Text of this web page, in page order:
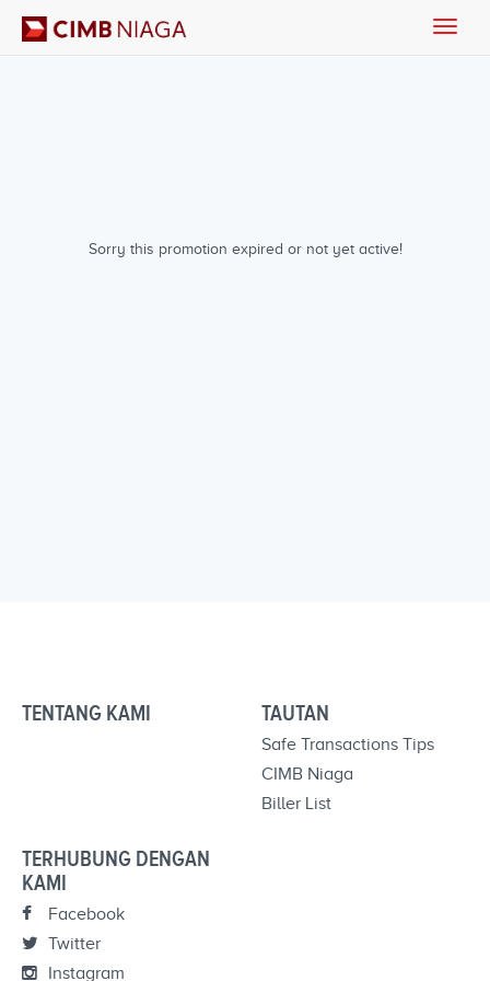
Sorry this promotion expired or not yet active!
Toggle
TENTANG KAMI TAUTAN
Safe Transactions Tips
CIMB Niaga
Biller List
TERHUBUNG DENGAN
KAMI
Facebook
Twitter
Instagram